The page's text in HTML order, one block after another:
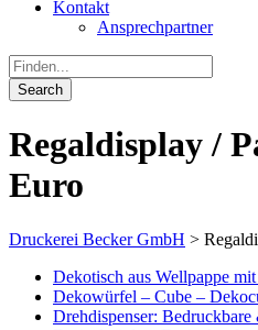
Kontakt
Ansprechpartner
Regaldisplay /
Euro
Druckerei Becker GmbH >
Dekotisch aus Wellpappe
Dekowürfel – Cube –
Drehdispenser: